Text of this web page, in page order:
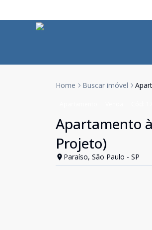
Home Buscar imóvel
Apartamento
Projeto)
Paraíso, São Paulo - SP